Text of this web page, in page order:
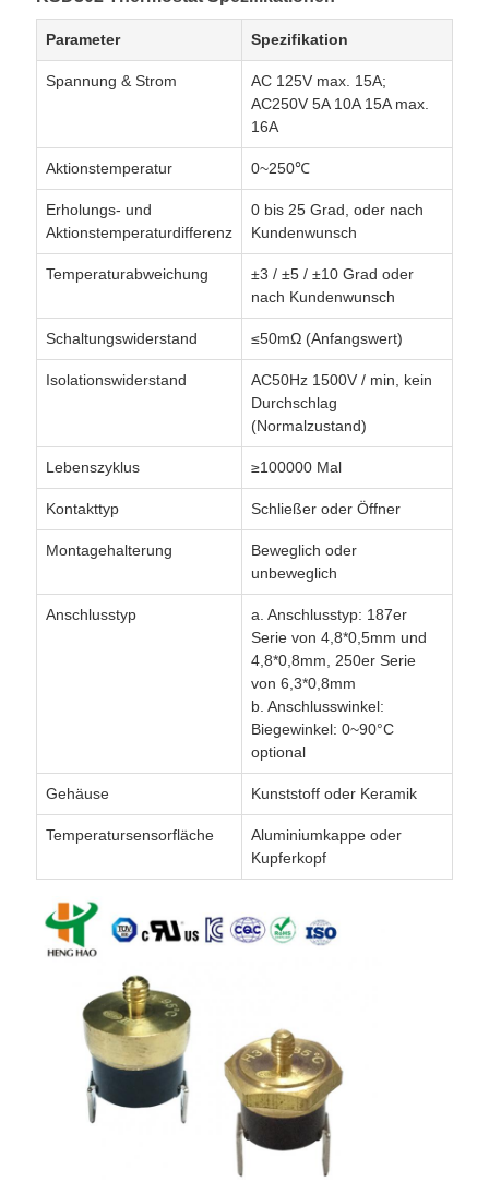
Parameter Spezifikation
Spannung & Strom
AC 125V max. 15A;
AC250V 5A 10A 15A max.
16A
Aktionstemperatur 0~250℃
Erholungs- und
Aktionstemperaturdifferenz
0 bis 25 Grad, oder nach
Kundenwunsch
Temperaturabweichung
±3 / ±5 / ±10 Grad oder
nach Kundenwunsch
Schaltungswiderstand ≤50mΩ (Anfangswert)
Isolationswiderstand
AC50Hz 1500V / min, kein
Durchschlag
(Normalzustand)
Lebenszyklus ≥100000 Mal
Kontakttyp Schließer oder Öffner
Montagehalterung
Beweglich oder
unbeweglich
Anschlusstyp
a. Anschlusstyp: 187er
Serie von 4,8*0,5mm und
4,8*0,8mm, 250er Serie
von 6,3*0,8mm
b. Anschlusswinkel:
Biegewinkel: 0~90°C
optional
Gehäuse Kunststoff oder Keramik
Temperatursensorfläche
Aluminiumkappe oder
Kupferkopf